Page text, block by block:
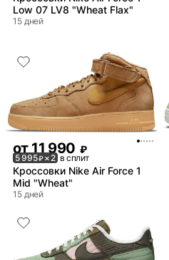
Low 07 LV8 "Wheat Flax"
15 дней
от 11 990 ₽
5 995₽× 2 в сплит
Кроссовки Nike Air Force 1
Mid "Wheat"
15 дней